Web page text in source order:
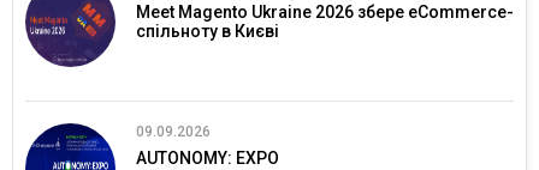
Meet Magento Ukraine 2026 збере eCommerce-
спільноту в Києві
09.09.2026
AUTONOMY: EXPO